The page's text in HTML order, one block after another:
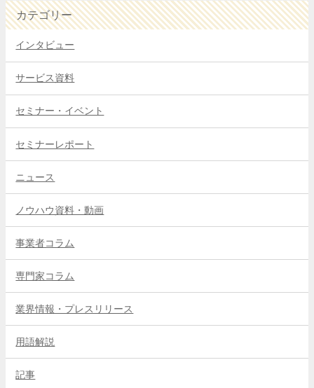
カテゴリー
インタビュー
サービス資料
セミナー・イベント
セミナーレポート
ニュース
ノウハウ資料・動画
事業者コラム
専門家コラム
業界情報・プレスリリース
用語解説
記事